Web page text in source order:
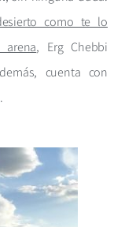
como te lo
, Erg Chebbi
cuenta con